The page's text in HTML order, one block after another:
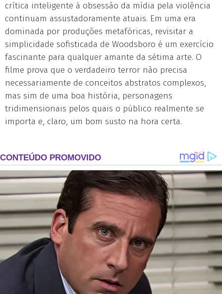
crítica inteligente à obsessão da mídia pela violência
continuam assustadoramente atuais. Em uma era
dominada por produções metafóricas, revisitar a
simplicidade sofisticada de Woodsboro é um exercício
fascinante para qualquer amante da sétima arte. O
filme prova que o verdadeiro terror não precisa
necessariamente de conceitos abstratos complexos,
mas sim de uma boa história, personagens
tridimensionais pelos quais o público realmente se
importa e, claro, um bom susto na hora certa.